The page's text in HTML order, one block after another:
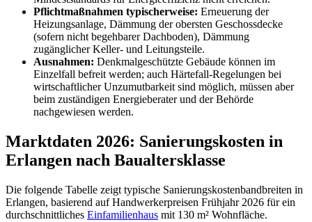
Pflichtmaßnahmen typischerweise: Erneuerung der
Heizungsanlage, Dämmung der obersten Geschossdecke
(sofern nicht begehbarer Dachboden), Dämmung
zugänglicher Keller- und Leitungsteile.
Ausnahmen: Denkmalgeschützte Gebäude können im
Einzelfall befreit werden; auch Härtefall-Regelungen bei
wirtschaftlicher Unzumutbarkeit sind möglich, müssen aber
beim zuständigen Energieberater und der Behörde
nachgewiesen werden.
Marktdaten 2026: Sanierungskosten in
Erlangen nach Baualtersklasse
Die folgende Tabelle zeigt typische Sanierungskostenbandbreiten in
Erlangen, basierend auf Handwerkerpreisen Frühjahr 2026 für ein
durchschnittliches Einfamilienhaus mit 130 m² Wohnfläche.